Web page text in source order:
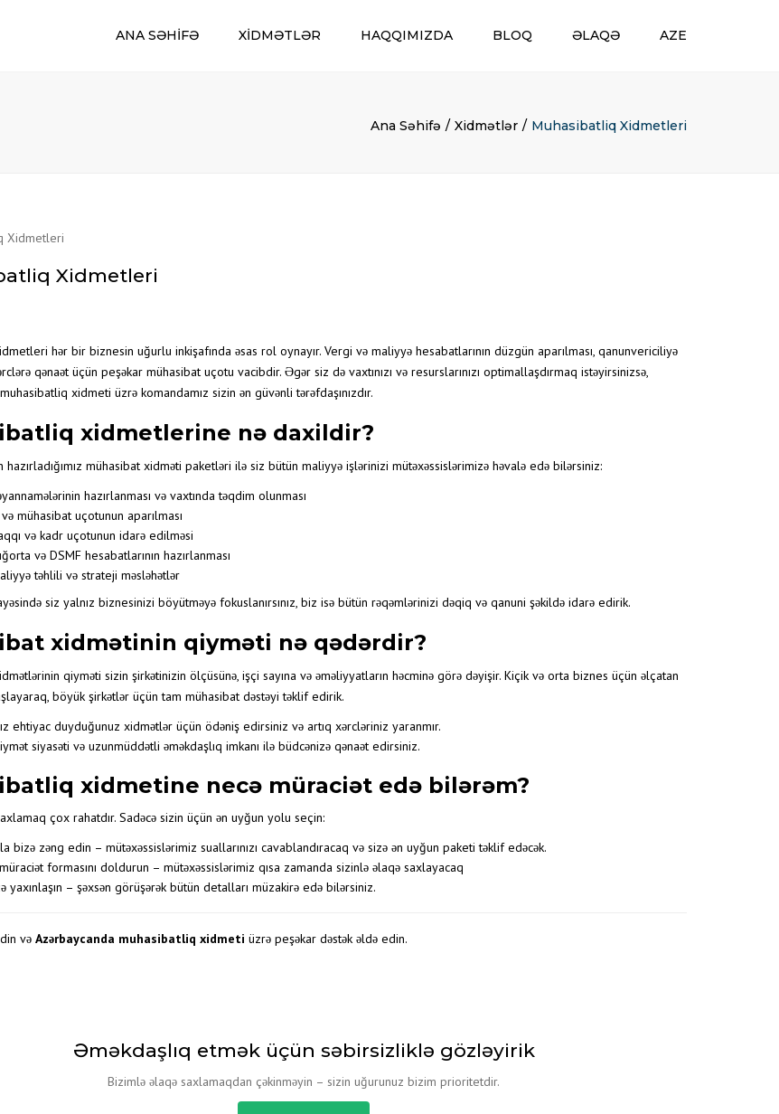
ANA SƏHIFƏ XIDMƏTLƏR
VERGI, DSMF VƏ STATISTIKA
HESABATLARININ HAZIRLANMASI VƏ
İNSAN RESURSLARININ IDARƏ OLUNMASI
ANBAR SAYIMI VƏ İNVENTARLAŞDIRMA
SIĞORTA XIDMƏTLƏRI
MUHASIBATLIQ XIDMETLERI
HAQQIMIZDA BLOQ ƏLAQƏ AZE
AZE
Ana Səhifə Xidmətlər Muhasibatliq Xidmetleri
Xidmetleri
hər bir biznesin uğurlu inkişafında əsas rol oynayır. Vergi və maliyyə hesabatlarının düzgün aparılması, qanunvericiliyə
qənaət üçün peşəkar mühasibat uçotu vacibdir. Əgər siz də vaxtınızı və resurslarınızı optimallaşdırmaq istəyirsinizsə,
xidmeti üzrə komandamız sizin ən güvənli tərəfdaşınızdır.
xidmetlerine nə daxildir?
hazırladığımız mühasibat xidməti paketləri ilə siz bütün maliyyə işlərinizi mütəxəssislərimizə həvalə edə bilərsiniz:
hazırlanması və vaxtında təqdim olunması
mühasibat uçotunun aparılması
və kadr uçotunun idarə edilməsi
və DSMF hesabatlarının hazırlanması
təhlili və strateji məsləhətlər
siz yalnız biznesinizi böyütməyə fokuslanırsınız, biz isə bütün rəqəmlərinizi dəqiq və qanuni şəkildə idarə edirik.
xidmətinin qiyməti nə qədərdir?
qiyməti sizin şirkətinizin ölçüsünə, işçi sayına və əməliyyatların həcminə görə dəyişir. Kiçik və orta biznes üçün əlçatan
böyük şirkətlər üçün tam mühasibat dəstəyi təklif edirik.
ehtiyac duyduğunuz xidmətlər üçün ödəniş edirsiniz və artıq xərcləriniz yaranmır.
siyasəti və uzunmüddətli əməkdaşlıq imkanı ilə büdcənizə qənaət edirsiniz.
xidmetine necə müraciət edə bilərəm?
çox rahatdır. Sadəcə sizin üçün ən uyğun yolu seçin:
bizə zəng edin – mütəxəssislərimiz suallarınızı cavablandıracaq və sizə ən uyğun paketi təklif edəcək.
formasını doldurun – mütəxəssislərimiz qısa zamanda sizinlə əlaqə saxlayacaq
yaxınlaşın – şəxsən görüşərək bütün detalları müzakirə edə bilərsiniz.
və Azərbaycanda muhasibatliq xidmeti üzrə peşəkar dəstək əldə edin.
Əməkdaşlıq etmək üçün səbirsizliklə gözləyirik
Bizimlə əlaqə saxlamaqdan çəkinməyin – sizin uğurunuz bizim prioritetdir.